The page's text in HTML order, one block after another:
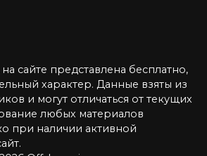
сайте представлена бесплатно,
характер. Данные взяты из
и могут отличаться от текущих
любых материалов
при наличии активной